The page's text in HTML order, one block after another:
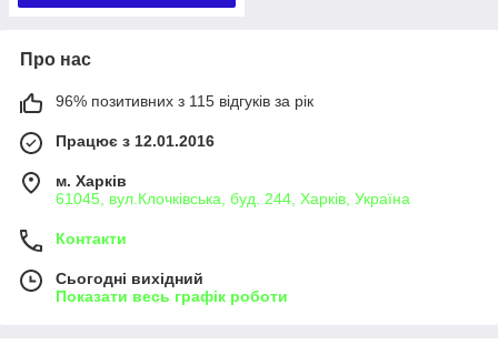
Про нас
96% позитивних з 115 відгуків за рік
Працює з 12.01.2016
м. Харків
61045, вул.Клочківська, буд. 244, Харків, Україна
Контакти
Сьогодні вихідний
Показати весь графік роботи